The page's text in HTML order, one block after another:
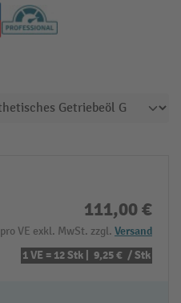
111,00 €
pro VE exkl. MwSt. zzgl. Versand
1 VE = 12 Stk | 9,25 € / Stk